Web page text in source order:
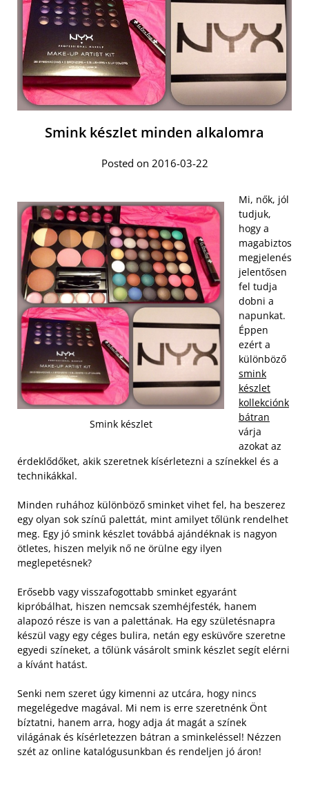
Smink készlet minden alkalomra
Posted on 2016-03-22
Smink készlet
Mi, nők, jól
tudjuk,
hogy a
magabiztos
megjelenés
jelentősen
fel tudja
dobni a
napunkat.
Éppen
ezért a
különböző
smink
készlet
kollekciónk
bátran
várja
azokat az
érdeklődőket, akik szeretnek kísérletezni a színekkel és a
technikákkal.
Minden ruhához különböző sminket vihet fel, ha beszerez
egy olyan sok színű palettát, mint amilyet tőlünk rendelhet
meg. Egy jó smink készlet továbbá ajándéknak is nagyon
ötletes, hiszen melyik nő ne örülne egy ilyen
meglepetésnek?
Erősebb vagy visszafogottabb sminket egyaránt
kipróbálhat, hiszen nemcsak szemhéjfesték, hanem
alapozó része is van a palettának. Ha egy születésnapra
készül vagy egy céges bulira, netán egy esküvőre szeretne
egyedi színeket, a tőlünk vásárolt smink készlet segít elérni
a kívánt hatást.
Senki nem szeret úgy kimenni az utcára, hogy nincs
megelégedve magával. Mi nem is erre szeretnénk Önt
bíztatni, hanem arra, hogy adja át magát a színek
világának és kísérletezzen bátran a sminkeléssel! Nézzen
szét az online katalógusunkban és rendeljen jó áron!